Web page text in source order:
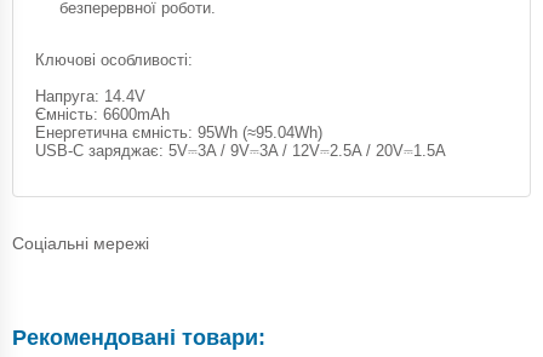
безперервної роботи.
Ключові особливості:
Напруга: 14.4V
Ємність: 6600mAh
Енергетична ємність: 95Wh (≈95.04Wh)
USB-C заряджає: 5V⎓3A / 9V⎓3A / 12V⎓2.5A / 20V⎓1.5A
Соціальні мережі
Рекомендовані товари: